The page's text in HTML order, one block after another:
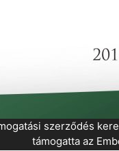
szerződés
támogatta az